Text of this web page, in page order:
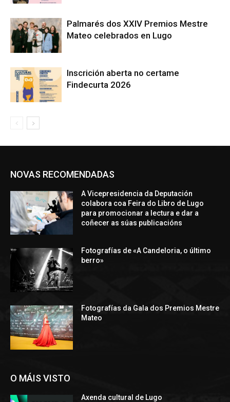
Palmarés dos XXIV Premios Mestre
Mateo celebrados en Lugo
Inscrición aberta no certame
Findecurta 2026
NOVAS RECOMENDADAS
A Vicepresidencia da Deputación
colabora coa Feira do Libro de Lugo
para promocionar a lectura e dar a
coñecer as súas publicacións
Fotografías de «A Candeloria, o último
berro»
Fotografías da Gala dos Premios Mestre
Mateo
O MÁIS VISTO
Axenda cultural de Lugo